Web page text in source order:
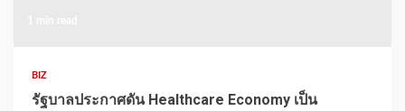
BIZ
รัฐบาลประกาศดัน Healthcare Economy เป็น